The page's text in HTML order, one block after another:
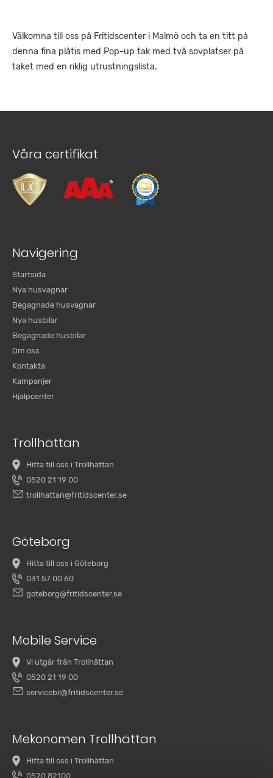
Välkomna till oss på Fritidscenter i Malmö och ta en titt på
denna fina plåtis med Pop-up tak med två sovplatser på
taket med en riklig utrustningslista.
Våra certifikat
Navigering
Startsida
Nya husvagnar
Begagnade husvagnar
Nya husbilar
Begagnade husbilar
Om oss
Kontakta
Kampanjer
Hjälpcenter
Trollhättan
Hitta till oss i Trollhättan
0520 21 19 00
trollhattan@fritidscenter.se
Göteborg
Hitta till oss i Göteborg
031 57 00 60
goteborg@fritidscenter.se
Mobile Service
Vi utgår från Trollhättan
0520 21 19 00
servicebil@fritidscenter.se
Mekonomen Trollhättan
Hitta till oss i Trollhättan
0520 82100